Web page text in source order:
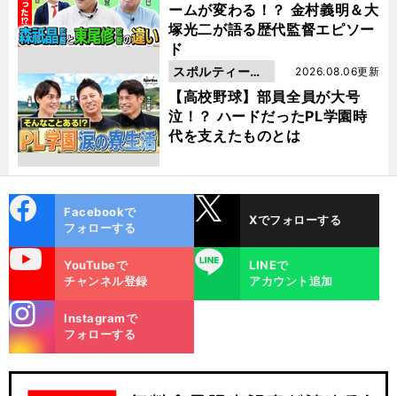
ームが変わる！？ 金村義明＆大
塚光二が語る歴代監督エピソー
ド
【高校野球】部員全員が大号
泣！？ ハードだったPL学園時
代を支えたものとは
2026.08.06更新
スポルティーバ
動画
ok
Facebookで
フォローする
Xでフォローする
YouTubeで
チャンネル登録
LINE
LINEで
アカウント追加
m
Instagramで
フォローする